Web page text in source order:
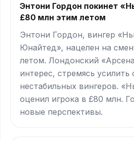
Энтони Гордон покинет
£80 млн этим летом
Энтони Гордон, вингер
Юнайтед», нацелен на
летом. Лондонский
интерес, стремясь усилить
нестабильных вингеров.
оценил игрока в £80 млн.
новые перспективы.